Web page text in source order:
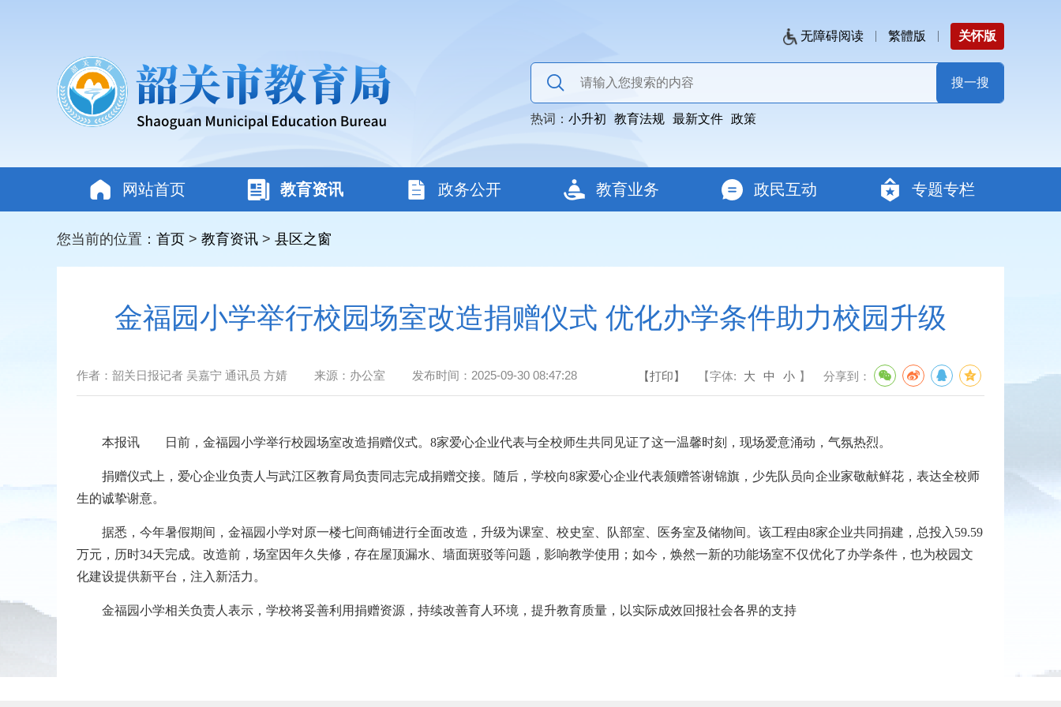
无障碍阅读 繁體版 关怀版
热词： 小升初 教育法规 最新文件 政策
网站首页 教育资讯 政务公开 教育业务 政民互动 专题专栏
您当前的位置： 首页 > 教育资讯 > 县区之窗
金福园小学举行校园场室改造捐赠仪式 优化办学条件助力校园升级
作者： 韶关日报记者 吴嘉宁 通讯员 方婧 来源： 办公室 发布时间： 2025-09-30 08:47:28 【打印】 【字体: 大 中 小 】 分享到：
本报讯 日前，金福园小学举行校园场室改造捐赠仪式。8家爱心企业代表与全校师生共同见证了这一温馨时刻，现场爱意涌动，气氛热烈。
捐赠仪式上，爱心企业负责人与武江区教育局负责同志完成捐赠交接。随后，学校向8家爱心企业代表颁赠答谢锦旗，少先队员向企业家敬献鲜花，表达全校师
生的诚挚谢意。
据悉，今年暑假期间，金福园小学对原一楼七间商铺进行全面改造，升级为课室、校史室、队部室、医务室及储物间。该工程由8家企业共同捐建，总投入59.59
万元，历时34天完成。改造前，场室因年久失修，存在屋顶漏水、墙面斑驳等问题，影响教学使用；如今，焕然一新的功能场室不仅优化了办学条件，也为校园文
化建设提供新平台，注入新活力。
金福园小学相关负责人表示，学校将妥善利用捐赠资源，持续改善育人环境，提升教育质量，以实际成效回报社会各界的支持